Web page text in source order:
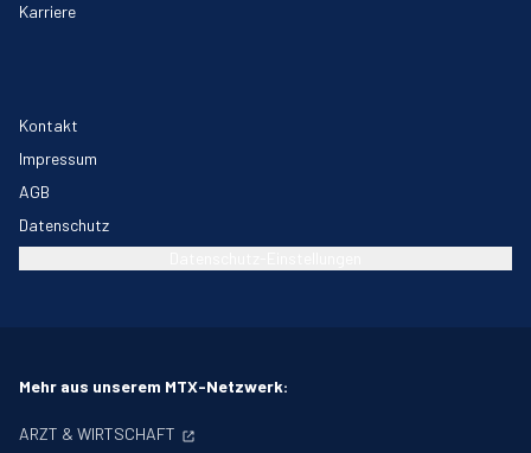
Karriere
Kontakt
Impressum
AGB
Datenschutz
Mehr aus unserem MTX-Netzwerk:
ARZT & WIRTSCHAFT